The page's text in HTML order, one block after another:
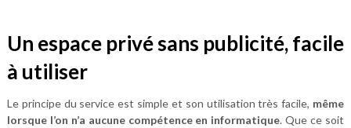
Un espace privé sans publicité, facile
à utiliser
Le principe du service est simple et son utilisation très facile, même
lorsque l’on n’a aucune compétence en informatique. Que ce soit